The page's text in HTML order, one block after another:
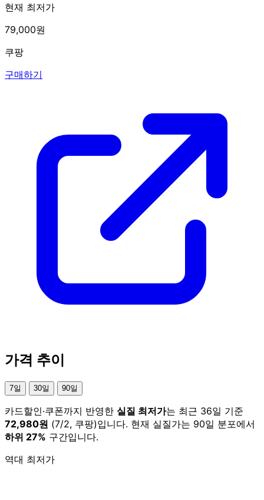
현재 최저가
79,000원
쿠팡
구매하기
가격 추이
7일 30일 90일
카드할인·쿠폰까지 반영한 실질 최저가는 최근 36일 기준
72,980원 (7/2, 쿠팡)입니다. 현재 실질가는 90일 분포에서
하위 27% 구간입니다.
역대 최저가